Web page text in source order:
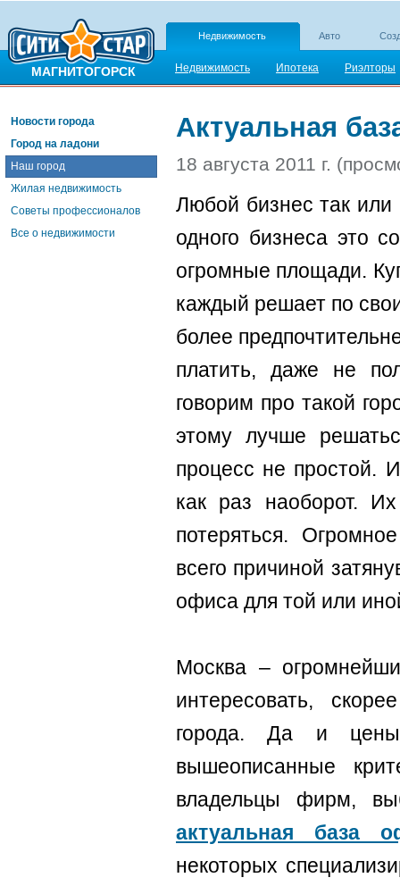
МАГНИТОГОРСК
Недвижимость Авто
Недвижимость Ипотека Риэлторы
Новости города
Город на ладони
Наш город
Жилая недвижимость
Советы профессионалов
Все о недвижимости
Актуальная
18 августа 2011 г.
Любой бизнес так или
одного бизнеса это
огромные площади.
каждый решает по
более
платить, даже не
говорим про такой
этому лучше
процесс не простой.
как раз наоборот.
потеряться.
всего причиной
офиса для той или
Москва –
интересовать,
города. Да и
вышеописанные
владельцы фирм,
актуальная база
некоторых